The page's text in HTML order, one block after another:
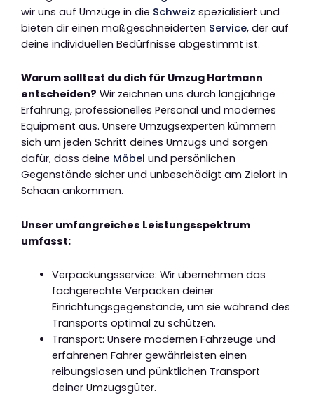
wir uns auf Umzüge in die Schweiz spezialisiert und
bieten dir einen maßgeschneiderten Service, der auf
deine individuellen Bedürfnisse abgestimmt ist.
Warum solltest du dich für Umzug Hartmann
entscheiden? Wir zeichnen uns durch langjährige
Erfahrung, professionelles Personal und modernes
Equipment aus. Unsere Umzugsexperten kümmern
sich um jeden Schritt deines Umzugs und sorgen
dafür, dass deine Möbel und persönlichen
Gegenstände sicher und unbeschädigt am Zielort in
Schaan ankommen.
Unser umfangreiches Leistungsspektrum
umfasst:
Verpackungsservice: Wir übernehmen das
fachgerechte Verpacken deiner
Einrichtungsgegenstände, um sie während des
Transports optimal zu schützen.
Transport: Unsere modernen Fahrzeuge und
erfahrenen Fahrer gewährleisten einen
reibungslosen und pünktlichen Transport
deiner Umzugsgüter.